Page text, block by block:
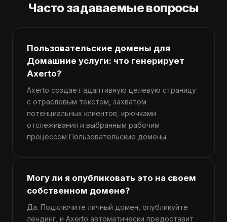
Часто задаваемые вопросы
Пользовательские домены для
Домашние услуги: что генерирует
Axerto?
Axerto создает адаптивную целевую страницу
с отраслевым текстом, захватом
потенциальных клиентов, крючками
отслеживания и выбранным рабочим
процессом Пользовательские домены.
Могу ли я опубликовать это на своем
собственном домене?
Да. Подключите личный домен, опубликуйте
лендинг, и Axerto автоматически предоставит